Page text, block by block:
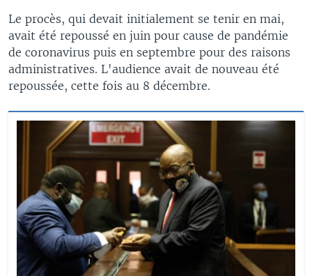
Le procès, qui devait initialement se tenir en mai,
avait été repoussé en juin pour cause de pandémie
de coronavirus puis en septembre pour des raisons
administratives. L'audience avait de nouveau été
repoussée, cette fois au 8 décembre.